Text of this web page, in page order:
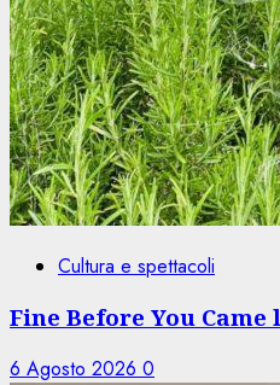
Cultura e spettacoli
Fine Before You Came
6 Agosto 2026 0